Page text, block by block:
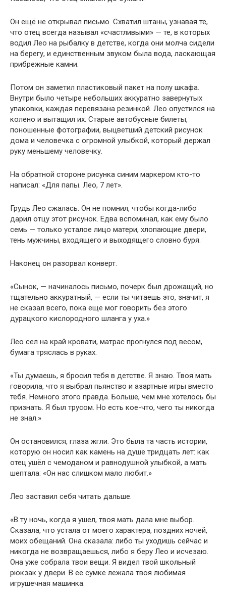
Он ещё не открывал письмо. Схватил штаны, узнавая те,
что отец всегда называл «счастливыми» — те, в которых
водил Лео на рыбалку в детстве, когда они молча сидели
на берегу, и единственным звуком была вода, ласкающая
прибрежные камни.
Потом он заметил пластиковый пакет на полу шкафа.
Внутри было четыре небольших аккуратно завернутых
упаковки, каждая перевязана резинкой. Лео опустился на
колено и вытащил их. Старые автобусные билеты,
поношенные фотографии, выцветший детский рисунок
дома и человечка с огромной улыбкой, который держал
руку меньшему человечку.
На обратной стороне рисунка синим маркером кто-то
написал: «Для папы. Лео, 7 лет».
Грудь Лео сжалась. Он не помнил, чтобы когда-либо
дарил отцу этот рисунок. Едва вспоминал, как ему было
семь — только усталое лицо матери, хлопающие двери,
тень мужчины, входящего и выходящего словно буря.
Наконец он разорвал конверт.
«Сынок, — начиналось письмо, почерк был дрожащий, но
тщательно аккуратный, — если ты читаешь это, значит, я
не сказал всего, пока еще мог говорить без этого
дурацкого кислородного шланга у уха.»
Лео сел на край кровати, матрас прогнулся под весом,
бумага тряслась в руках.
«Ты думаешь, я бросил тебя в детстве. Я знаю. Твоя мать
говорила, что я выбрал пьянство и азартные игры вместо
тебя. Немного этого правда. Больше, чем мне хотелось бы
признать. Я был трусом. Но есть кое-что, чего ты никогда
не знал.»
Он остановился, глаза жгли. Это была та часть истории,
которую он носил как камень на душе тридцать лет: как
отец ушёл с чемоданом и равнодушной улыбкой, а мать
шептала: «Он нас слишком мало любит.»
Лео заставил себя читать дальше.
«В ту ночь, когда я ушел, твоя мать дала мне выбор.
Сказала, что устала от моего характера, поздних ночей,
моих обещаний. Она сказала: либо ты уходишь сейчас и
никогда не возвращаешься, либо я беру Лео и исчезаю.
Она уже собрала твои вещи. Я видел твой школьный
рюкзак у двери. В ее сумке лежала твоя любимая
игрушечная машинка.